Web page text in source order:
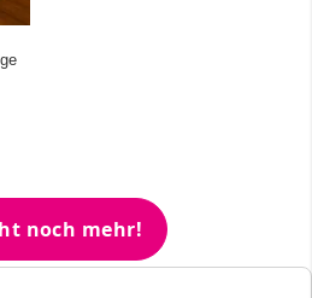
noch mehr!